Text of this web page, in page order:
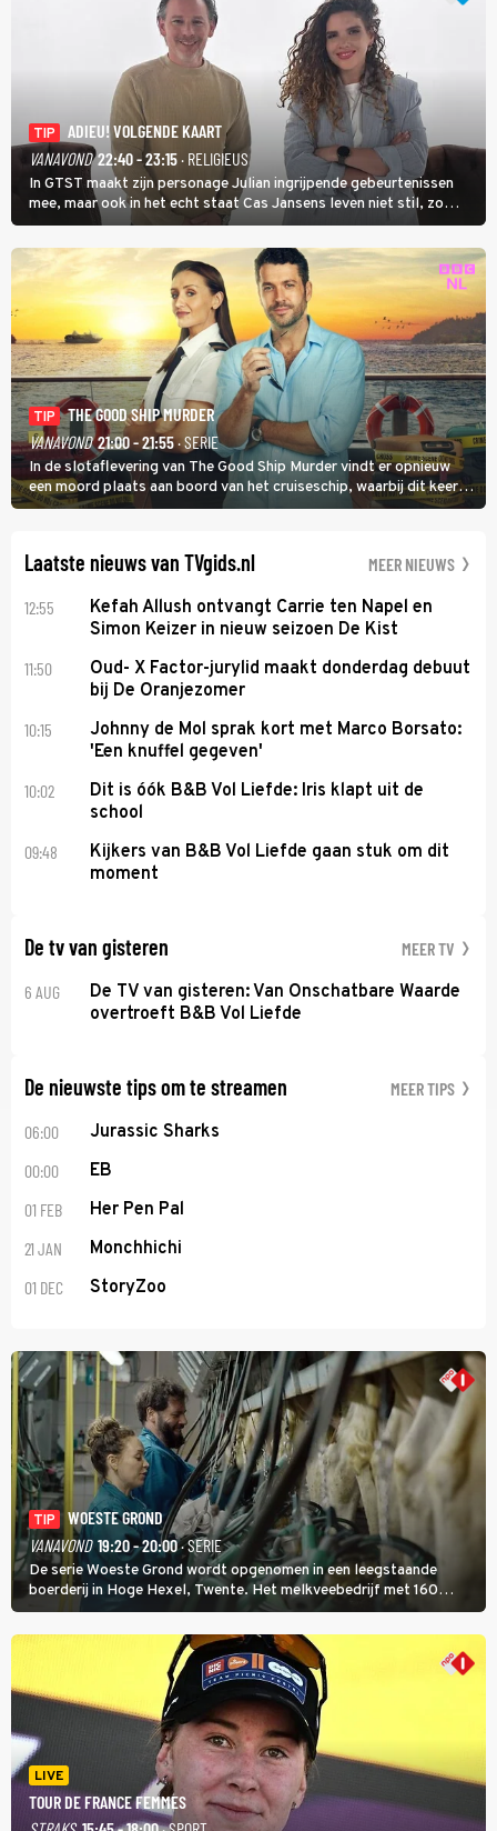
TIP
ADIEU! VOLGENDE KAART
VANAVOND 22:40 - 23:15· RELIGIEUS
In GTST maakt zijn personage Julian ingrijpende gebeurtenissen
mee, maar ook in het echt staat Cas Jansens leven niet stil, zo
vertelt hij in Adieu! Volgende Kaart.
TIP
THE GOOD SHIP MURDER
VANAVOND 21:00 - 21:55· SERIE
In de slotaflevering van The Good Ship Murder vindt er opnieuw
een moord plaats aan boord van het cruiseschip, waarbij dit keer
een bemanningslid het slachtoffer is en kapitein Marlowe de dader
Laatste nieuws van TVgids.nl MEER NIEUWS
12:55
Kefah Allush ontvangt Carrie ten Napel en
Simon Keizer in nieuw seizoen De Kist
11:50
Oud- X Factor-jurylid maakt donderdag debuut
bij De Oranjezomer
10:15
Johnny de Mol sprak kort met Marco Borsato:
'Een knuffel gegeven'
10:02
Dit is óók B&B Vol Liefde: Iris klapt uit de
school
09:48
Kijkers van B&B Vol Liefde gaan stuk om dit
moment
De tv van gisteren MEER TV
6 AUG
De TV van gisteren: Van Onschatbare Waarde
overtroeft B&B Vol Liefde
De nieuwste tips om te streamen MEER TIPS
06:00 Jurassic Sharks
00:00 EB
01 FEB Her Pen Pal
21 JAN Monchhichi
01 DEC StoryZoo
TIP
WOESTE GROND
VANAVOND 19:20 - 20:00· SERIE
De serie Woeste Grond wordt opgenomen in een leegstaande
boerderij in Hoge Hexel, Twente. Het melkveebedrijf met 160
koeien moest sluiten, omdat het dicht bij een Natura 2000-gebied
ligt. In de serie heerst er een gevaarlijke veeziekte.
LIVE
TOUR DE FRANCE FEMMES